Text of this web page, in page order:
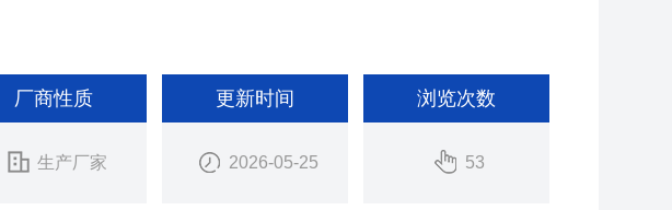
厂商性质
生产厂家
更新时间
2026-05-25
浏览次数
53